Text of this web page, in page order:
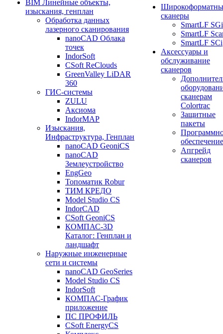
BIM Линейные объекты,
изыскания, генплан
Обработка данных
лазерного сканирования
nanoCAD Облака
точек
IndorSoft
CSoft ReClouds
GreenValley LiDAR
360
ГИС-системы
ZULU
Аксиома
IndorMAP
Изыскания,
Инфраструктура, Генплан
nanoCAD GeoniCS
nanoCAD
Землеустройство
EngGeo
Топоматик Robur
ТИМ КРЕДО
Model Studio CS
IndorCAD
CSoft GeoniCS
КОМПАС-3D
Каталог: Генплан и
ландшафт
Наружные инженерные
сети и системы
nanoCAD GeoSeries
Model Studio CS
IndorSoft
КОМПАС-График
приложение
ПС ПРОФИЛЬ
CSoft EnergyCS
сканеры
SmartLF SGi
SmartLF
SmartLF SCi
Аксессуары и
обслуживание
сканеров
сканерам
Colortrac
Защитные
пакеты
обеспечение
Апгрейд
сканеров